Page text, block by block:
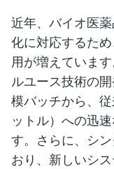
近年、バイオ医
化に対応するた
用が増えていま
ルユース技術の
模バッチから、
ットル）への迅
す。さらに、シ
おり、新しいシ